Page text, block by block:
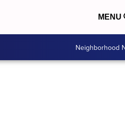
MENU
Neighborhood